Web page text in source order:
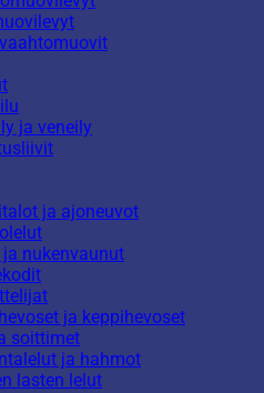
ja veneily
ja ajoneuvot
ja nukenvaunut
ja keppihevoset
soittimet
ja hahmot
lasten lelut